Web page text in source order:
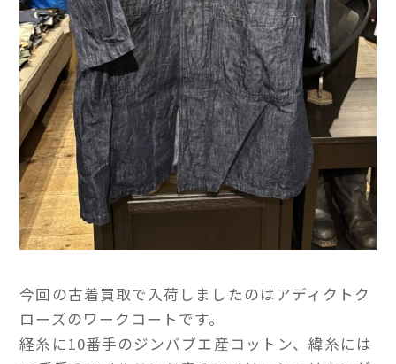
今回の古着買取で入荷しましたのはアディクトク
ローズのワークコートです。
経糸に10番手のジンバブエ産コットン、緯糸には